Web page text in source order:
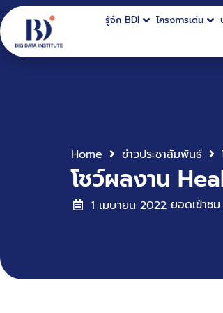
รู้จัก BDI โครงการเด่น
Home ข่าวประชาสัมพันธ์
โชว์ผลงาน
1 เมษายน 2022 ยอดเข้าชม